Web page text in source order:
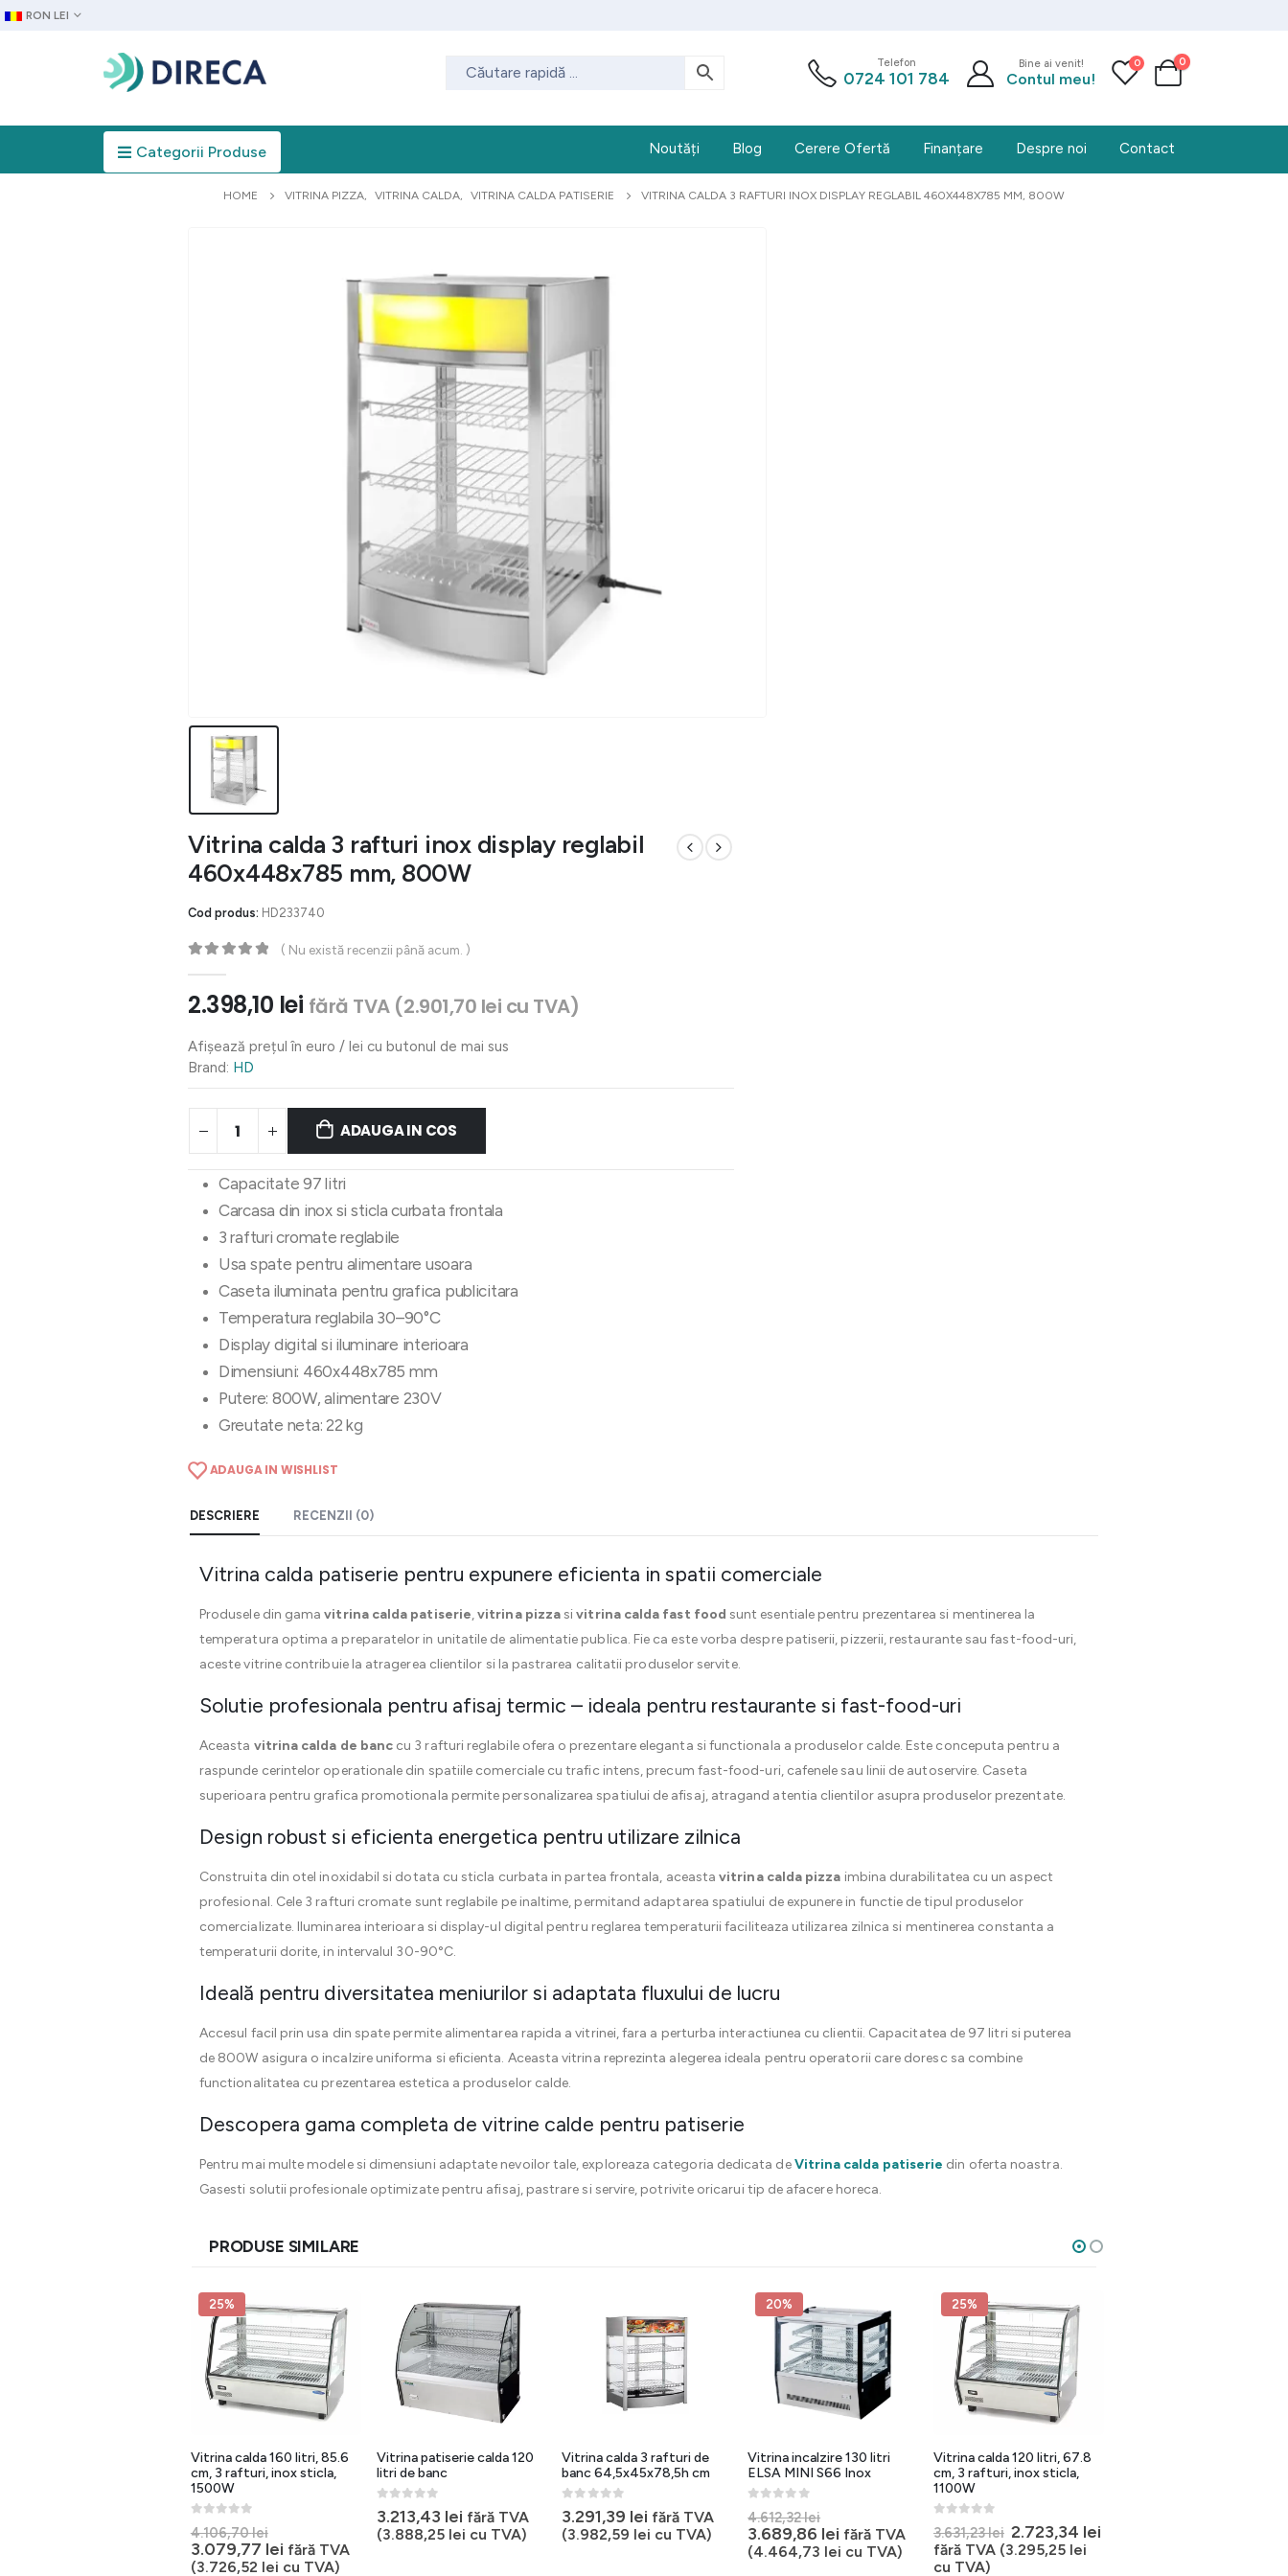
RON LEI
Telefon
0724 101 784
Bine ai venit!
Contul meu!
0 0
Categorii Produse Noutăți Blog Cerere Ofertă Finanțare Despre noi Contact
HOME VITRINA PIZZA, VITRINA CALDA, VITRINA CALDA PATISERIE VITRINA CALDA 3 RAFTURI INOX DISPLAY REGLABIL 460X448X785 MM, 800W
Vitrina calda 3 rafturi inox display reglabil
460x448x785 mm, 800W
Cod produs: HD233740
( Nu există recenzii până acum. )
2.398,10 lei fără TVA (2.901,70 lei cu TVA)
Afișează prețul în euro / lei cu butonul de mai sus
Brand: HD
ADAUGA IN COS
Capacitate 97 litri
Carcasa din inox si sticla curbata frontala
3 rafturi cromate reglabile
Usa spate pentru alimentare usoara
Caseta iluminata pentru grafica publicitara
Temperatura reglabila 30–90°C
Display digital si iluminare interioara
Dimensiuni: 460x448x785 mm
Putere: 800W, alimentare 230V
Greutate neta: 22 kg
ADAUGA IN WISHLIST
DESCRIERE RECENZII (0)
Vitrina calda patiserie pentru expunere eficienta in spatii comerciale
Produsele din gamavitrina calda patiserie,vitrina pizzasivitrina calda fast food sunt esentiale pentru prezentarea si mentinerea la
temperatura optima a preparatelor in unitatile de alimentatie publica. Fie ca este vorba despre patiserii, pizzerii, restaurante sau fast-food-uri,
aceste vitrine contribuie la atragerea clientilor si la pastrarea calitatii produselor servite.
Solutie profesionala pentru afisaj termic – ideala pentru restaurante si fast-food-uri
Aceasta vitrina calda de banc cu 3 rafturi reglabile ofera o prezentare eleganta si functionala a produselor calde. Este conceputa pentru a
raspunde cerintelor operationale din spatiile comerciale cu trafic intens, precum fast-food-uri, cafenele sau linii de autoservire. Caseta
superioara pentru grafica promotionala permite personalizarea spatiului de afisaj, atragand atentia clientilor asupra produselor prezentate.
Design robust si eficienta energetica pentru utilizare zilnica
Construita din otel inoxidabil si dotata cu sticla curbata in partea frontala, aceastavitrina calda pizza imbina durabilitatea cu un aspect
profesional. Cele 3 rafturi cromate sunt reglabile pe inaltime, permitand adaptarea spatiului de expunere in functie de tipul produselor
comercializate. Iluminarea interioara si display-ul digital pentru reglarea temperaturii faciliteaza utilizarea zilnica si mentinerea constanta a
temperaturii dorite, in intervalul 30-90°C.
Ideală pentru diversitatea meniurilor si adaptata fluxului de lucru
Accesul facil prin usa din spate permite alimentarea rapida a vitrinei, fara a perturba interactiunea cu clientii. Capacitatea de 97 litri si puterea
de 800W asigura o incalzire uniforma si eficienta. Aceasta vitrina reprezinta alegerea ideala pentru operatorii care doresc sa combine
functionalitatea cu prezentarea estetica a produselor calde.
Descopera gama completa de vitrine calde pentru patiserie
Pentru mai multe modele si dimensiuni adaptate nevoilor tale, exploreaza categoria dedicata deVitrina calda patiserie din oferta noastra.
Gasesti solutii profesionale optimizate pentru afisaj, pastrare si servire, potrivite oricarui tip de afacere horeca.
PRODUSE SIMILARE
25%
Vitrina calda 160 litri, 85.6
cm, 3 rafturi, inox sticla,
1500W
4.106,70lei
inițial
a
3.079,77 leiPrețul
curent
fără TVA
(3.726,52 lei cu TVA)
Vitrina patiserie calda 120
litri de banc
0out of 5
3.213,43 lei fără TVA
(3.888,25 lei cu TVA)
Vitrina calda 3 rafturi de
banc 64,5x45x78,5h cm
0out of 5
3.291,39 lei fără TVA
(3.982,59 lei cu TVA)
20%
Vitrina incalzire 130 litri
ELSA MINI S66 Inox
4.612,32lei
inițial
a
3.689,86 lei Prețul
curent
fără TVA
(4.464,73 lei cu TVA)
25%
Vitrina calda 120 litri, 67.8
cm, 3 rafturi, inox sticla,
1100W
3.631,23lei Prețul
inițial
2.723,34 lei
fără TVA (3.295,25 lei
cu TVA)